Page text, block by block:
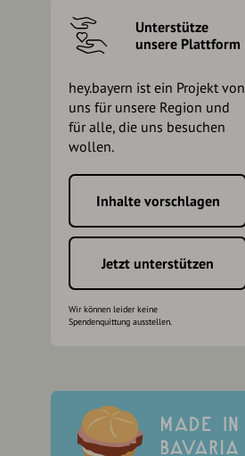
Unterstütze
unsere Plattform
hey.bayern ist ein Projekt von
uns für unsere Region und
für alle, die uns besuchen
wollen.
Inhalte vorschlagen
Jetzt unterstützen
Wir können leider keine
Spendenquittung ausstellen.